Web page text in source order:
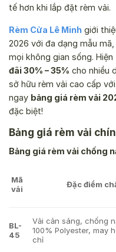
tế hơn khi lắp đặt rèm vải.
Rèm Cửa Lê Minh giới
2026 với đa dạng mẫu
mọi không gian sống.
đãi 30% – 35% cho nhiều
sở hữu rèm vải cao cấp
ngay bảng giá rèm vải
đặc biệt!
Bảng giá rèm vải
Bảng giá rèm vải chống
Mã
vải
Đặc điểm
BL-
45
Vải cản sáng, chống
100% Polyester, may
chỉ